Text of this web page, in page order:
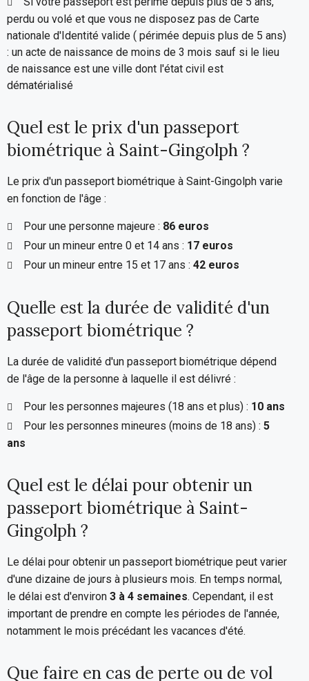
perdu ou volé et que vous ne disposez pas de Carte
nationale d'Identité valide ( périmée depuis plus de 5 ans)
: un acte de naissance de moins de 3 mois sauf si le lieu
de naissance est une ville dont l'état civil est
dématérialisé
Quel est le prix d'un passeport
biométrique à Saint-Gingolph ?
Le prix d'un passeport biométrique à Saint-Gingolph varie
en fonction de l'âge :
Pour une personne majeure : 86 euros
Pour un mineur entre 0 et 14 ans : 17 euros
Pour un mineur entre 15 et 17 ans : 42 euros
Quelle est la durée de validité d'un
passeport biométrique ?
La durée de validité d'un passeport biométrique dépend
de l'âge de la personne à laquelle il est délivré :
Pour les personnes majeures (18 ans et plus) : 10 ans
Pour les personnes mineures (moins de 18 ans) : 5
ans
Quel est le délai pour obtenir un
passeport biométrique à Saint-
Gingolph ?
Le délai pour obtenir un passeport biométrique peut varier
d'une dizaine de jours à plusieurs mois. En temps normal,
le délai est d'environ 3 à 4 semaines. Cependant, il est
important de prendre en compte les périodes de l'année,
notamment le mois précédant les vacances d'été.
Que faire en cas de perte ou de vol